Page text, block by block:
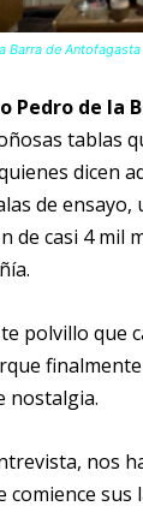
Barra de
Pedro de la
tablas
dicen
de
casi 4 mil
polvillo que
finalmente
nostalgia.
nos
sus